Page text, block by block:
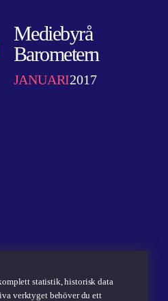
Mediebyrå
Barometern
JANUARI2017
statistik, historisk data
verktyget behöver du ett